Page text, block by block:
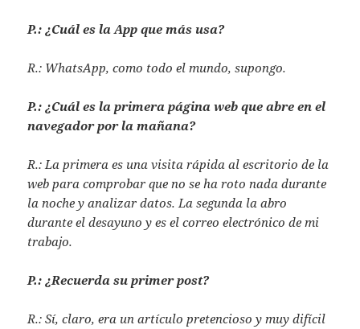
P.: ¿Cuál es la App que más usa?
R.: WhatsApp, como todo el mundo, supongo.
P.: ¿Cuál es la primera página web que abre en el
navegador por la mañana?
R.: La primera es una visita rápida al escritorio de la
web para comprobar que no se ha roto nada durante
la noche y analizar datos. La segunda la abro
durante el desayuno y es el correo electrónico de mi
trabajo.
P.: ¿Recuerda su primer post?
R.: Sí, claro, era un artículo pretencioso y muy difícil